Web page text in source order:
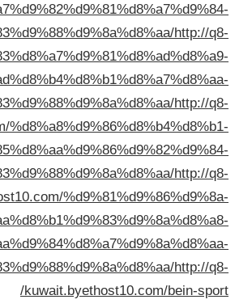
kuwait.byethost10.com/
kuwait.byethost10.com/